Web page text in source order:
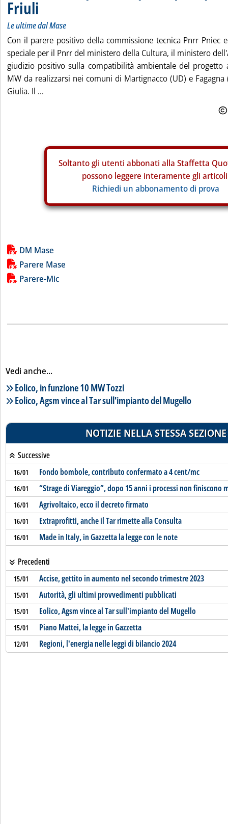
Friuli
Le ultime dal Mase
Con il parere positivo della commissione tecnica Pnrr Pniec
speciale per il Pnrr del ministero della Cultura, il ministero
giudizio positivo sulla compatibilità ambientale del progetto
MW da realizzarsi nei comuni di Martignacco (UD) e Fagagna
Giulia. Il ...
Soltanto gli utenti abbonati alla Staffetta
possono leggere interamente gli
Richiedi un abbonamento di prova
Lista allegati PDF alla notizia
DM Mase
Parere Mase
Parere-Mic
Vedi anche...
Lista notizie correlate
Eolico, in funzione 10 MW Tozzi
Eolico, Agsm vince al Tar sull'impianto del Mugello
NOTIZIE NELLA STESSA SEZIONE
Successive
16/01 Fondo bombole, contributo confermato a 4 cent/mc
16/01 “Strage di Viareggio”, dopo 15 anni i processi non finiscono
16/01 Agrivoltaico, ecco il decreto firmato
16/01 Extraprofitti, anche il Tar rimette alla Consulta
16/01 Made in Italy, in Gazzetta la legge con le note
Precedenti
15/01 Accise, gettito in aumento nel secondo trimestre 2023
15/01 Autorità, gli ultimi provvedimenti pubblicati
15/01 Eolico, Agsm vince al Tar sull'impianto del Mugello
15/01 Piano Mattei, la legge in Gazzetta
12/01 Regioni, l'energia nelle leggi di bilancio 2024